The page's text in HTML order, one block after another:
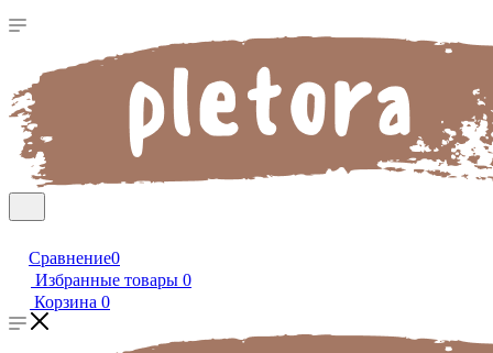
Сравнение0
Избранные товары 0
Корзина 0